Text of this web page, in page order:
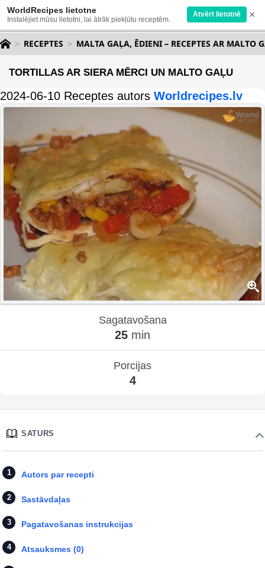
WorldRecipes lietotne
Instalējiet mūsu lietotni, lai ātrāk piekļūtu receptēm.
Atvērt lietotnē ×
RECEPTES MALTA GAĻA, ĒDIENI – RECEPTES AR MALTO
TORTILLAS AR SIERA MĒRCI UN MALTO GAĻU
2024-06-10 Receptes autors Worldrecipes.lv
Sagatavošana
25 min
Porcijas
4
SATURS
Autors par recepti
Sastāvdaļas
Pagatavošanas instrukcijas
Atsauksmes (0)